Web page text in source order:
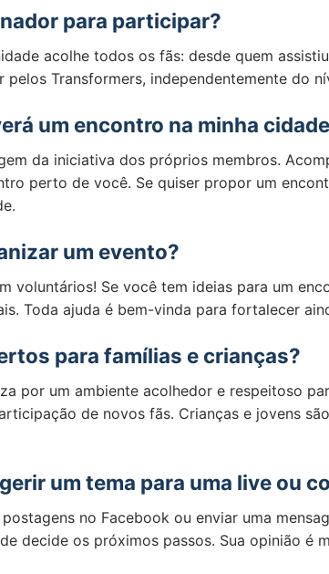
para participar?
acolhe todos os fãs: desde quem
pelos Transformers, independentemente do
um encontro na minha
da iniciativa dos próprios membros.
perto de você. Se quiser propor um
um evento?
voluntários! Se você tem ideias para um
Toda ajuda é bem-vinda para fortalecer
para famílias e crianças?
por um ambiente acolhedor e respeitoso
de novos fãs. Crianças e jovens
um tema para uma live ou
no Facebook ou enviar uma
decide os próximos passos. Sua opinião é